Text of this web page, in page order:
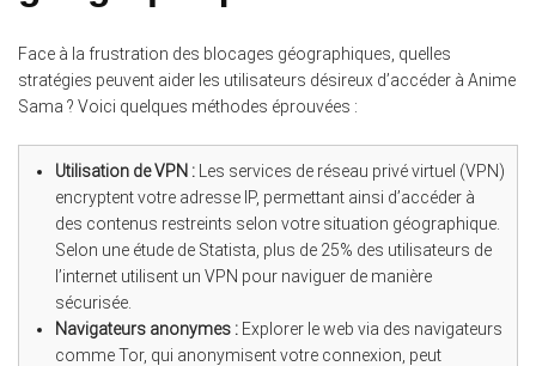
Face à la frustration des blocages géographiques, quelles
stratégies peuvent aider les utilisateurs désireux d’accéder à Anime
Sama ? Voici quelques méthodes éprouvées :
Utilisation de VPN : Les services de réseau privé virtuel (VPN)
encryptent votre adresse IP, permettant ainsi d’accéder à
des contenus restreints selon votre situation géographique.
Selon une étude de Statista, plus de 25% des utilisateurs de
l’internet utilisent un VPN pour naviguer de manière
sécurisée.
Navigateurs anonymes : Explorer le web via des navigateurs
comme Tor, qui anonymisent votre connexion, peut